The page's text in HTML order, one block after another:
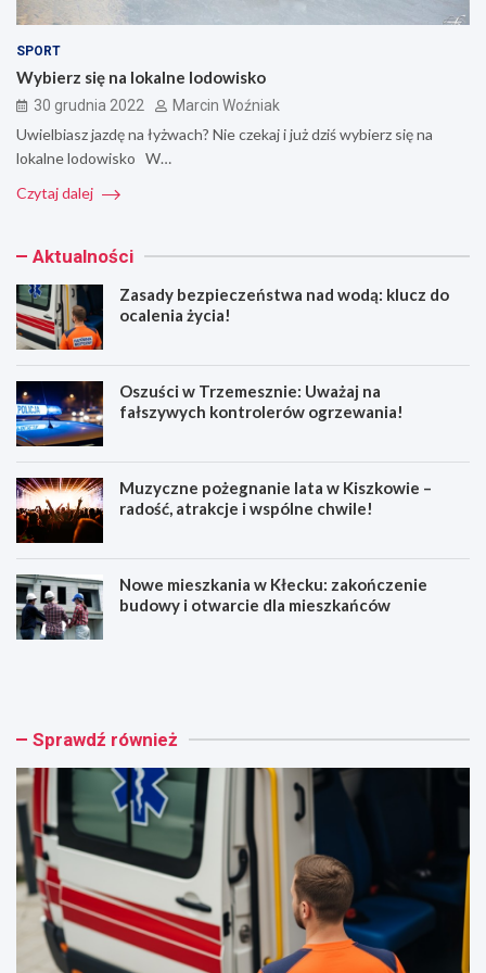
SPORT
Wybierz się na lokalne lodowisko
30 grudnia 2022 Marcin Woźniak
Uwielbiasz jazdę na łyżwach? Nie czekaj i już dziś wybierz się na
lokalne lodowisko W…
Czytaj dalej
Aktualności
Zasady bezpieczeństwa nad wodą: klucz do
ocalenia życia!
Oszuści w Trzemesznie: Uważaj na
fałszywych kontrolerów ogrzewania!
Muzyczne pożegnanie lata w Kiszkowie –
radość, atrakcje i wspólne chwile!
Nowe mieszkania w Kłecku: zakończenie
budowy i otwarcie dla mieszkańców
Z
y
e
z
p
i
e
c
z
O
c
w
T
r
z
e
m
e
Sprawdź również